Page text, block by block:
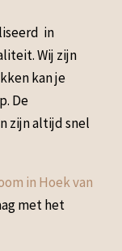
in
Wij zijn
kan je
De
zijn altijd snel
in Hoek van
met het